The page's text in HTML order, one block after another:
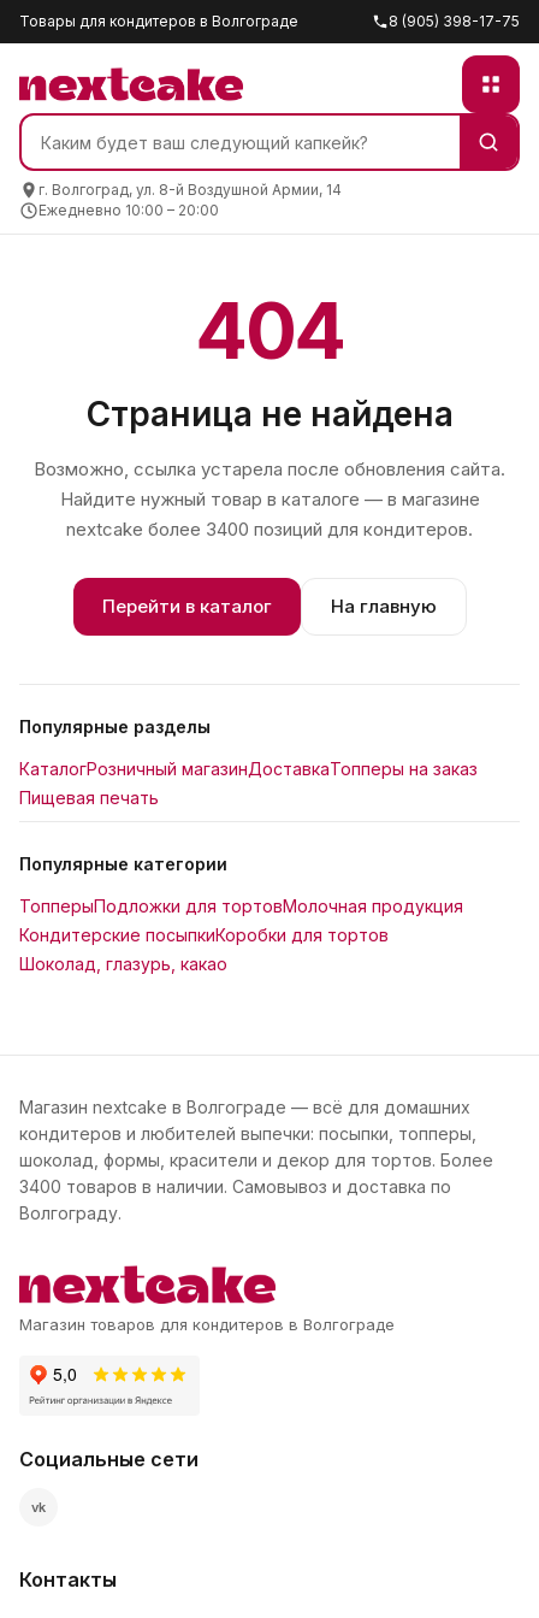
Товары для кондитеров в Волгограде 8 (905) 398-17-75
г. Волгоград, ул. 8-й Воздушной Армии, 14
Ежедневно 10:00 – 20:00
404
Страница не найдена
Возможно, ссылка устарела после обновления сайта.
Найдите нужный товар в каталоге — в магазине
nextcake более 3400 позиций для кондитеров.
Перейти в каталог На главную
Популярные разделы
КаталогРозничный магазинДоставкаТопперы на заказ
Пищевая печать
Популярные категории
ТопперыПодложки для тортовМолочная продукция
Кондитерские посыпкиКоробки для тортов
Шоколад, глазурь, какао
Магазин nextcake в Волгограде — всё для домашних
кондитеров и любителей выпечки: посыпки, топперы,
шоколад, формы, красители и декор для тортов. Более
3400 товаров в наличии. Самовывоз и доставка по
Волгограду.
Магазин товаров для кондитеров в Волгограде
Социальные сети
vk
Контакты